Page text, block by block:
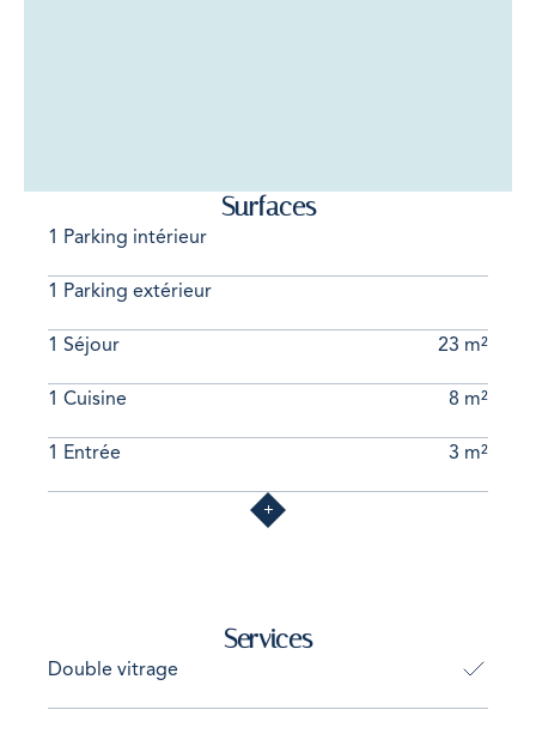
Surfaces
1 Parking intérieur
1 Parking extérieur
1 Séjour 23 m²
1 Cuisine 8 m²
1 Entrée 3 m²
Services
Double vitrage